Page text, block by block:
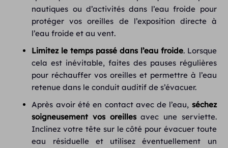
nautiques ou d’activités dans l’eau froide pour
protéger vos oreilles de l’exposition directe à
l’eau froide et au vent.
Limitez le temps passé dans l’eau froide. Lorsque
cela est inévitable, faites des pauses régulières
pour réchauffer vos oreilles et permettre à l’eau
retenue dans le conduit auditif de s’évacuer.
Après avoir été en contact avec de l’eau, séchez
soigneusement vos oreillesavec une serviette.
Inclinez votre tête sur le côté pour évacuer toute
eau résiduelle et utilisez éventuellement un